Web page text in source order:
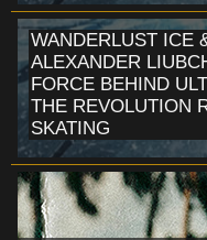
WANDERLUST ICE
ALEXANDER
FORCE BEHIND
THE REVOLUTION
SKATING